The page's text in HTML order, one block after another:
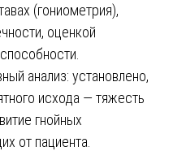
(гониометрия),
оценкой
анализ: установлено,
исхода — тяжесть
гнойных
от пациента.